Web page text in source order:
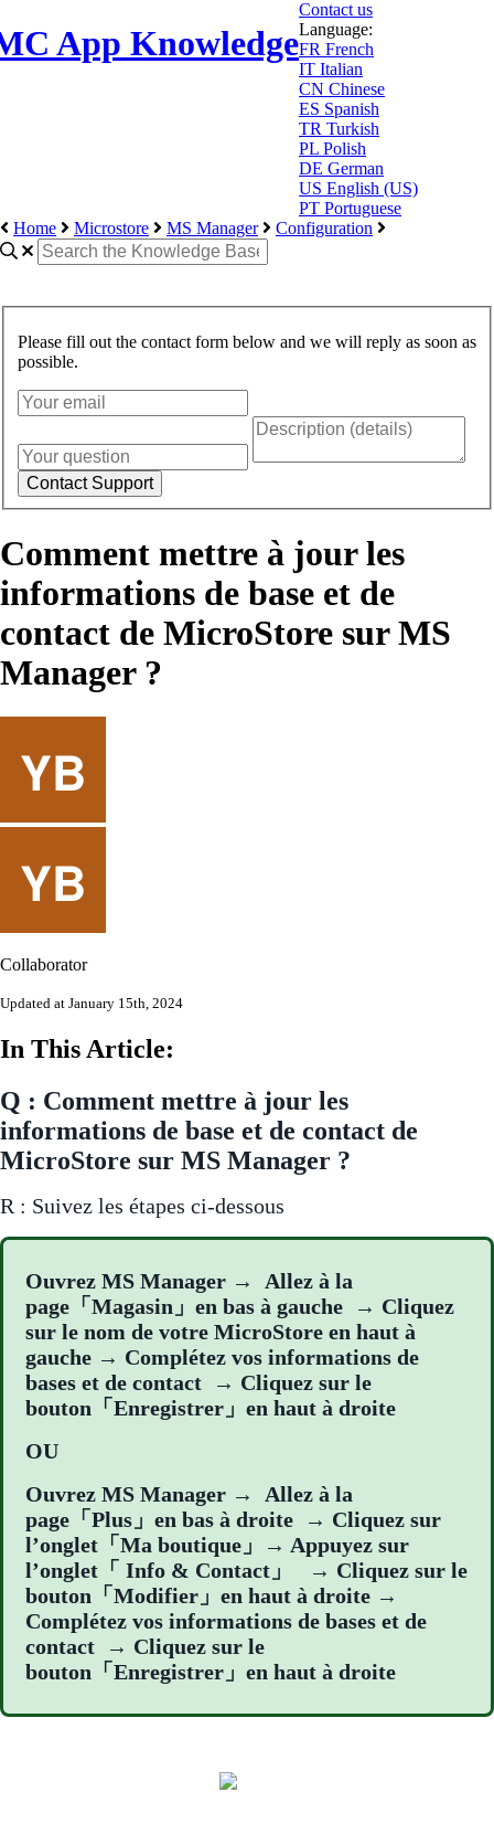
App Knowledge
Contact us
Language:
FR French
IT Italian
CN Chinese
ES Spanish
TR Turkish
PL Polish
DE German
US English (US)
PT Portuguese
Home
Microstore MS Manager Configuration
Please fill out the contact form below and we will reply as soon as
possible.
Comment mettre à jour les
informations de base et de
contact de MicroStore sur MS
Manager ?
Collaborator
Updated at January 15th, 2024
In This Article:
Q : Comment mettre à jour les
informations de base et de contact de
MicroStore sur MS Manager ?
R : Suivez les étapes ci-dessous
Ouvrez MS Manager → Allez à la
page「Magasin」en bas à gauche → Cliquez
sur le nom de votre MicroStore en haut à
gauche → Complétez vos informations de
bases et de contact → Cliquez sur le
bouton「Enregistrer」en haut à droite
OU
Ouvrez MS Manager → Allez à la
page「Plus」en bas à droite → Cliquez sur
l’onglet「Ma boutique」→ Appuyez sur
l’onglet「 Info & Contact」 → Cliquez sur le
bouton「Modifier」en haut à droite →
Complétez vos informations de bases et de
contact → Cliquez sur le
bouton「Enregistrer」en haut à droite